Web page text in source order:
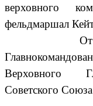
верховного
фельдмаршал
От имени
Верховного
Советского